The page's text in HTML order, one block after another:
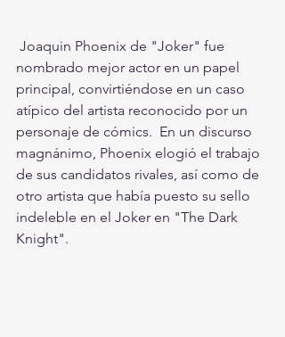
nombrado mejor actor en un papel
principal, convirtiéndose en un caso
atípico del artista reconocido por un
personaje de cómics.  En un discurso
magnánimo, Phoenix elogió el trabajo
de sus candidatos rivales, así como de
otro artista que había puesto su sello
indeleble en el Joker en "The Dark
Knight".